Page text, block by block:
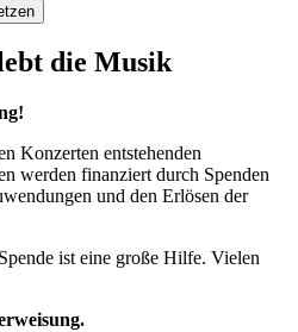
die Musik
Konzerten entstehenden
werden finanziert durch Spenden
und den Erlösen der
ist eine große Hilfe. Vielen